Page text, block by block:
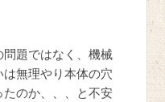
題ではなく、機械
無理やり本体の穴
のか、、、と不安